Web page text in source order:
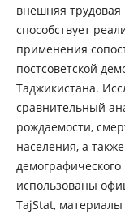
внешняя
способствует
применения
постсоветской
Таджикистана.
сравнительный
рождаемости,
населения, а
использованы
TajStat,